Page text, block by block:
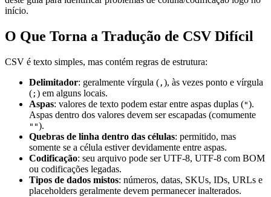
início.
O Que Torna a Tradução de CSV Difícil
CSV é texto simples, mas contém regras de estrutura:
Delimitador: geralmente vírgula ( , ), às vezes ponto e vírgula
( ; ) em alguns locais.
Aspas: valores de texto podem estar entre aspas duplas (").
Aspas dentro dos valores devem ser escapadas (comumente
"").
Quebras de linha dentro das células: permitido, mas
somente se a célula estiver devidamente entre aspas.
Codificação: seu arquivo pode ser UTF‑8, UTF‑8 com BOM
ou codificações legadas.
Tipos de dados mistos: números, datas, SKUs, IDs, URLs e
placeholders geralmente devem permanecer inalterados.